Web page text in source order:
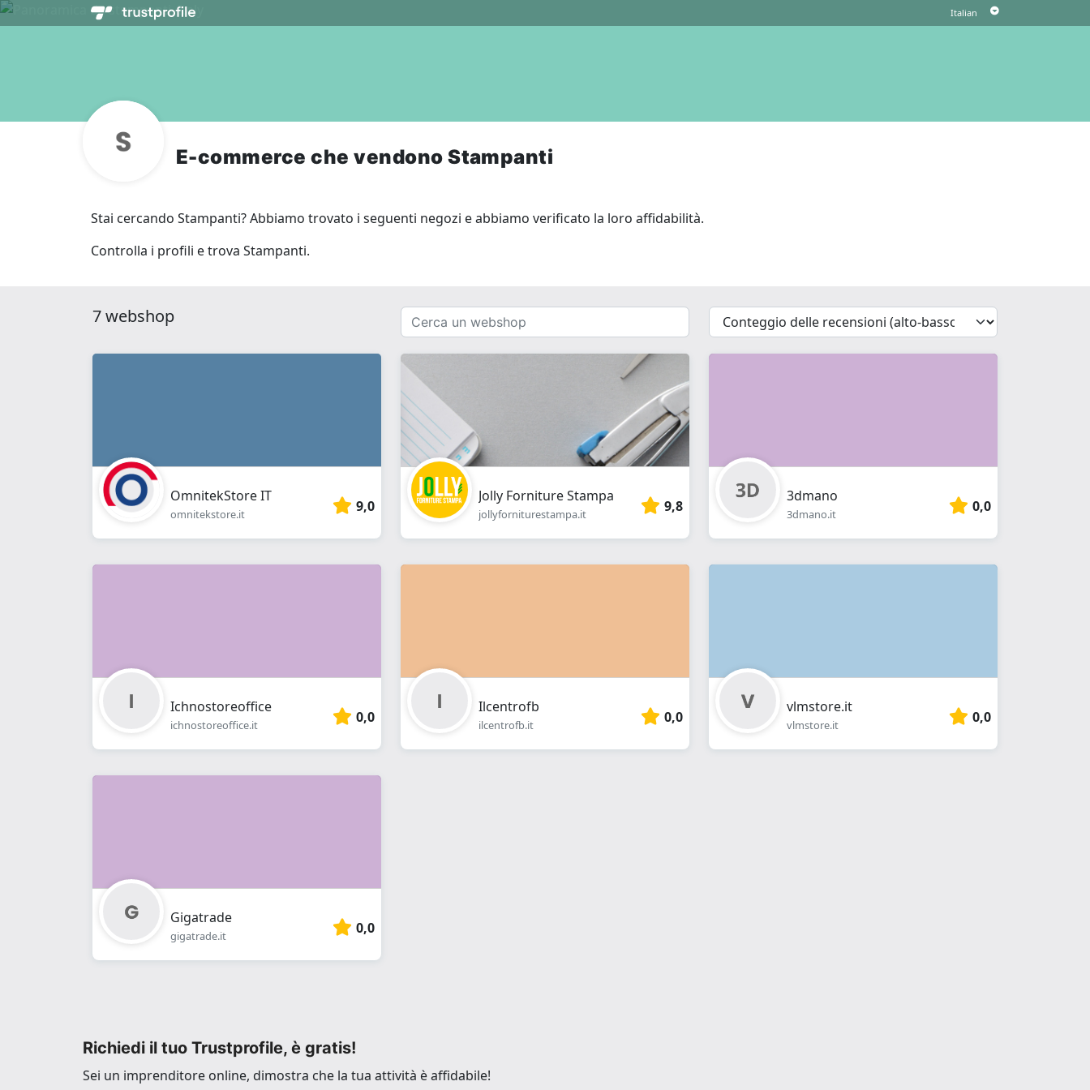
E-commerce che vendono Stampanti
Stai cercando Stampanti? Abbiamo trovato i seguenti negozi e abbiamo verificato la loro affidabilità.
Controlla i profili e trova Stampanti.
7 webshop
Cerca
un
webshop
{{
__('Sort')
}}
OmnitekStore IT
omnitekstore.it 9,0
Jolly Forniture Stampa
jollyforniturestampa.it 9,8
3dmano
3dmano.it 0,0
Ichnostoreoffice
ichnostoreoffice.it 0,0
Ilcentrofb
ilcentrofb.it 0,0
vlmstore.it
vlmstore.it 0,0
Gigatrade
gigatrade.it 0,0
Richiedi il tuo Trustprofile, è gratis!
Sei un imprenditore online, dimostra che la tua attività è affidabile!